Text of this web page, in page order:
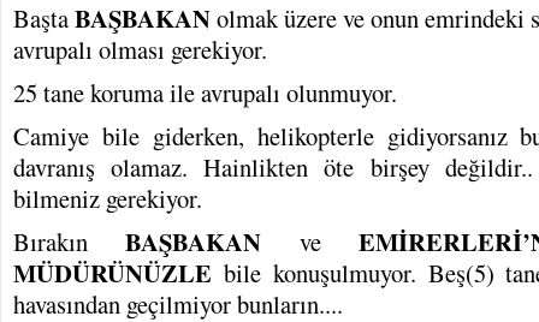
BaştaBAŞBAKANolmak üzere ve onun emrindeki
avrupalı olması gerekiyor.
25 tane koruma ile avrupalı olunmuyor.
Camiye bile giderken, helikopterle gidiyorsanız
davranış olamaz. Hainlikten öte birşey
bilmeniz gerekiyor.
BırakınBAŞBAKAN ve
MÜDÜRÜNÜZLE bile konuşulmuyor. Beş(5)
havasından geçilmiyor bunların....